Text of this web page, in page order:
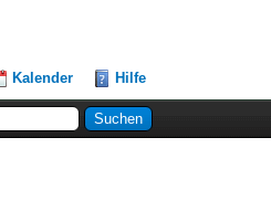
Kalender Hilfe